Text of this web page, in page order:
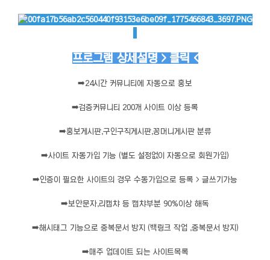
프로그램 상세설명 > 클릭 <
➡️24시간 커뮤니티에 자동으로 홍보
➡️검증커뮤니티 200개 사이트 이상 등록
➡️홍보게시판,구인구직게시판,꽁머니게시판 분류
➡️사이트 자동가입 기능 (별도 설정없이 자동으로 회원가입)
➡️인증이 필요한 사이트의 경우 수동가입으로 등록 > 글쓰기가능
➡️보안문자,리캡챠 등 캡챠부분 90%이상 해독
➡️해시태그 기능으로 중복문서 방지 (백링크 작업 ,중복문서 방지)
➡️ 매주 업데이트 되는 사이트목록